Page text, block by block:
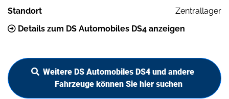
Standort
Zentrallager
Details zum DS Automobiles DS4 anzeigen
Weitere DS Automobiles DS4 und andere
Fahrzeuge können Sie hier suchen